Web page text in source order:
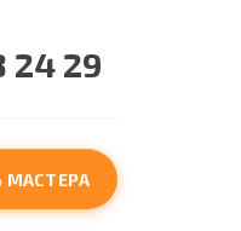
24 29
МАСТЕРА